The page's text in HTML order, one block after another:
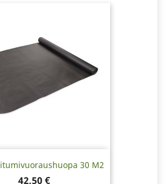
30 M2
Hinta
42,50 €